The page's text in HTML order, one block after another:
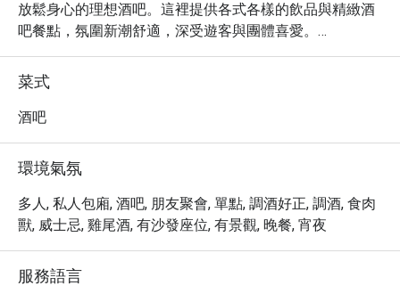
放鬆身心的理想酒吧。這裡提供各式各樣的飲品與精緻酒
吧餐點，氛圍新潮舒適，深受遊客與團體喜愛。
・享受高品質的烈酒、啤酒、葡萄酒與特色雞尾酒，搭配
美味的吧台餐點，讓您的夜晚更加精彩。我們以絕佳的服
務和現代化的環境，為您創造難忘的用餐體驗。
・透過 Eatigo 預訂，您即有機會享有最高 5 折的超值優
菜式
酒吧
環境氣氛
多人, 私人包廂, 酒吧, 朋友聚會, 單點, 調酒好正, 調酒, 食肉
獸, 威士忌, 雞尾酒, 有沙發座位, 有景觀, 晚餐, 宵夜
服務語言